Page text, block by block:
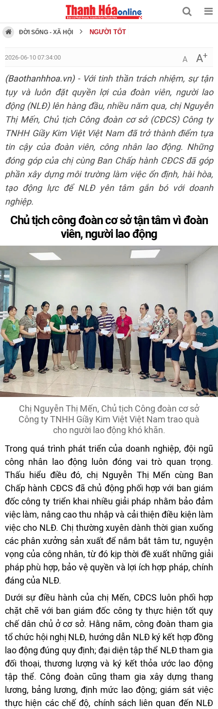
ĐỜI SỐNG - XÃ HỘI NGƯỜI TỐT
2026-06-10 07:34:00 A A+
(Baothanhhoa.vn)- Với tinh thần trách nhiệm, sự tận
tụy và luôn đặt quyền lợi của đoàn viên, người lao
động (NLĐ) lên hàng đầu, nhiều năm qua, chị Nguyễn
Thị Mến, Chủ tịch Công đoàn cơ sở (CĐCS) Công ty
TNHH Giầy Kim Việt Việt Nam đã trở thành điểm tựa
tin cậy của đoàn viên, công nhân lao động. Những
đóng góp của chị cùng Ban Chấp hành CĐCS đã góp
phần xây dựng môi trường làm việc ổn định, hài hòa,
tạo động lực để NLĐ yên tâm gắn bó với doanh
nghiệp.
Chủ tịch công đoàn cơ sở tận tâm vì đoàn
viên, người lao động
Chị Nguyễn Thị Mến, Chủ tịch Công đoàn cơ sở
Công ty TNHH Giầy Kim Việt Việt Nam trao quà
cho người lao động khó khăn.
Trong quá trình phát triển của doanh nghiệp, đội ngũ
công nhân lao động luôn đóng vai trò quan trọng.
Thấu hiểu điều đó, chị Nguyễn Thị Mến cùng Ban
Chấp hành CĐCS đã chủ động phối hợp với ban giám
đốc công ty triển khai nhiều giải pháp nhằm bảo đảm
việc làm, nâng cao thu nhập và cải thiện điều kiện làm
việc cho NLĐ. Chị thường xuyên dành thời gian xuống
các phân xưởng sản xuất để nắm bắt tâm tư, nguyện
vọng của công nhân, từ đó kịp thời đề xuất những giải
pháp phù hợp, bảo vệ quyền và lợi ích hợp pháp, chính
đáng của NLĐ.
Dưới sự điều hành của chị Mến, CĐCS luôn phối hợp
chặt chẽ với ban giám đốc công ty thực hiện tốt quy
chế dân chủ ở cơ sở. Hằng năm, công đoàn tham gia
tổ chức hội nghị NLĐ, hướng dẫn NLĐ ký kết hợp đồng
lao động đúng quy định; đại diện tập thể NLĐ tham gia
đối thoại, thương lượng và ký kết thỏa ước lao động
tập thể. Công đoàn cũng tham gia xây dựng thang
lương, bảng lương, định mức lao động; giám sát việc
thực hiện các chế độ, chính sách liên quan đến NLĐ